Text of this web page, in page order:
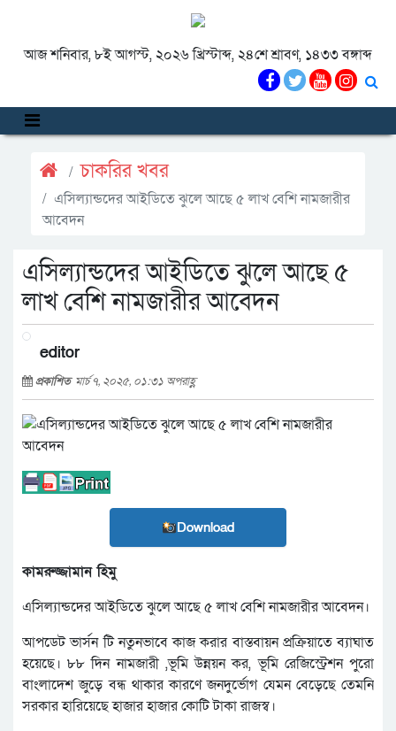
আজ শনিবার, ৮ই আগস্ট, ২০২৬ খ্রিস্টাব্দ, ২৪শে শ্রাবণ, ১৪৩৩ বঙ্গাব্দ
চাকরির খবর
এসিল্যান্ডদের আইডিতে ঝুলে আছে ৫ লাখ বেশি নামজারীর
আবেদন
এসিল্যান্ডদের আইডিতে ঝুলে আছে ৫
লাখ বেশি নামজারীর আবেদন
editor
প্রকাশিত মার্চ ৭, ২০২৫, ০১:৩১ অপরাহ্ণ
Download
কামরুজ্জামান হিমু
এসিল্যান্ডদের আইডিতে ঝুলে আছে ৫ লাখ বেশি নামজারীর আবেদন।
আপডেট ভার্সন টি নতুনভাবে কাজ করার বাস্তবায়ন প্রক্রিয়াতে ব্যাঘাত
হয়েছে। ৮৮ দিন নামজারী ,ভূমি উন্নয়ন কর, ভূমি রেজিস্ট্রেশন পুরো
বাংলাদেশ জুড়ে বন্ধ থাকার কারণে জনদুর্ভোগ যেমন বেড়েছে তেমনি
সরকার হারিয়েছে হাজার হাজার কোটি টাকা রাজস্ব।